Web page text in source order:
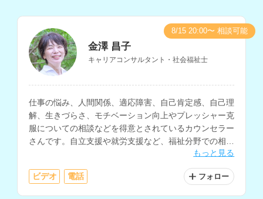
金澤 昌子
キャリアコンサルタント・社会福祉士
仕事の悩み、人間関係、適応障害、自己肯定感、自己理
解、生きづらさ、モチベーション向上やプレッシャー克
服についての相談などを得意とされているカウンセラー
さんです。自立支援や就労支援など、福祉分野での相談
もっと見る
ビデオ 電話 フォロー
8/15 20:00〜 相談可能